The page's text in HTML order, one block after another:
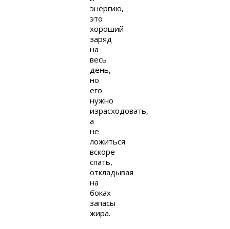
энергию,
это
хороший
заряд
на
весь
день,
но
его
нужно
израсходовать,
а
не
ложиться
вскоре
спать,
откладывая
на
боках
запасы
жира.